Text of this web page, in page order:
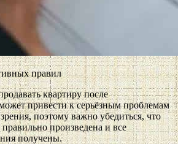
правил
квартиру после
привести к серьёзным проблемам
поэтому важно убедиться, что
произведена и все
получены.